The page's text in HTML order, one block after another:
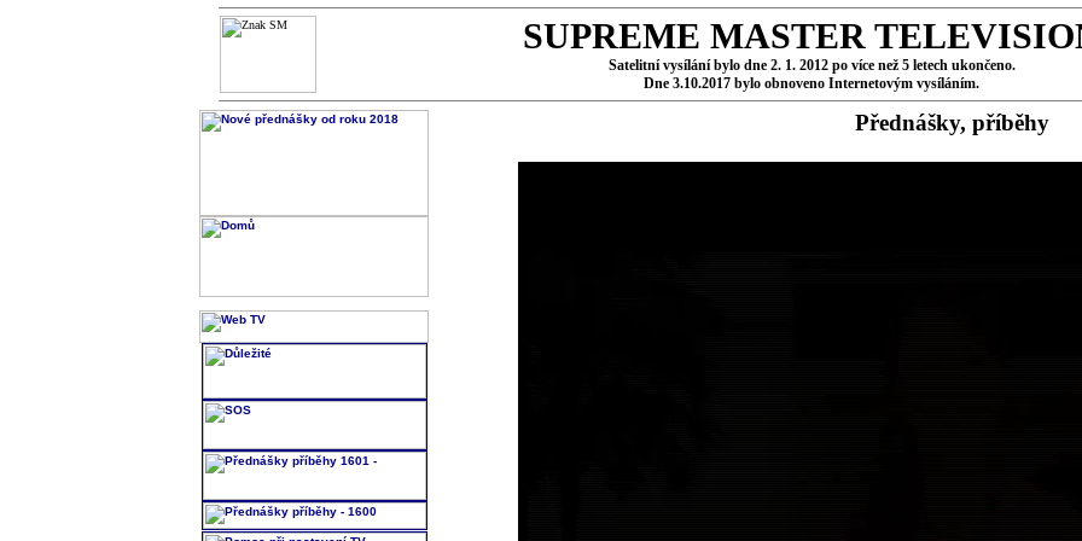
SUPREME MASTER
Satelitní vysílání bylo dne 2. 1. 2012 po více než 5 letech ukončeno.
Dne 3.10.2017 bylo obnoveno Internetovým vysíláním.
Přednášky, příběhy